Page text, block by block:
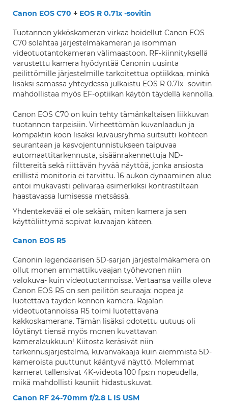
Canon EOS C70 + EOS R 0.71x -sovitin
Tuotannon ykköskameran virkaa hoidellut Canon EOS
C70 solahtaa järjestelmäkameran ja isomman
videotuotantokameran välimaastoon. RF-kiinnityksellä
varustettu kamera hyödyntää Canonin uusinta
peilittömille järjestelmille tarkoitettua optiikkaa, minkä
lisäksi samassa yhteydessä julkaistu EOS R 0.71x -sovitin
mahdollistaa myös EF-optiikan käytön täydellä kennolla.
Canon EOS C70 on kuin tehty tämänkaltaisen liikkuvan
tuotannon tarpeisiin. Virheettömän kuvanlaadun ja
kompaktin koon lisäksi kuvausryhmä suitsutti kohteen
seurantaan ja kasvojentunnistukseen taipuvaa
automaattitarkennusta, sisäänrakennettuja ND-
filttereitä sekä riittävän hyvää näyttöä, jonka ansiosta
erillistä monitoria ei tarvittu. 16 aukon dynaaminen alue
antoi mukavasti pelivaraa esimerkiksi kontrastiltaan
haastavassa lumisessa metsässä.
Yhdentekevää ei ole sekään, miten kamera ja sen
käyttöliittymä sopivat kuvaajan käteen.
Canon EOS R5
Canonin legendaarisen 5D-sarjan järjestelmäkamera on
ollut monen ammattikuvaajan työhevonen niin
valokuva- kuin videotuotannoissa. Vertaansa vailla oleva
Canon EOS R5 on sen peilitön seuraaja: nopea ja
luotettava täyden kennon kamera. Rajalan
videotuotannoissa R5 toimi luotettavana
kakkoskamerana. Tämän lisäksi odotettu uutuus oli
löytänyt tiensä myös monen kuvattavan
kameralaukkuun! Kiitosta keräsivät niin
tarkennusjärjestelmä, kuvanvakaaja kuin aiemmista 5D-
kameroista puuttunut kääntyvä näyttö. Molemmat
kamerat tallensivat 4K-videota 100 fps:n nopeudella,
mikä mahdollisti kauniit hidastuskuvat.
Canon RF 24-70mm f/2.8 L IS USM